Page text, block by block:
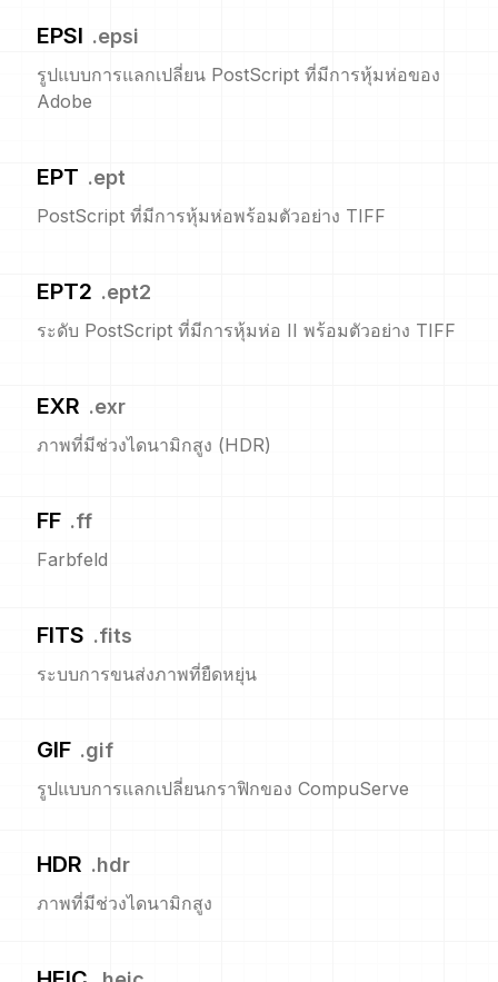
EPSI .epsi
รูปแบบการแลกเปลี่ยน PostScript ที่มีการหุ้มห่อของ
Adobe
EPT .ept
PostScript ที่มีการหุ้มห่อพร้อมตัวอย่าง TIFF
EPT2 .ept2
ระดับ PostScript ที่มีการหุ้มห่อ II พร้อมตัวอย่าง TIFF
EXR .exr
ภาพที่มีช่วงไดนามิกสูง (HDR)
FF .ff
Farbfeld
FITS .fits
ระบบการขนส่งภาพที่ยืดหยุ่น
GIF .gif
รูปแบบการแลกเปลี่ยนกราฟิกของ CompuServe
HDR .hdr
ภาพที่มีช่วงไดนามิกสูง